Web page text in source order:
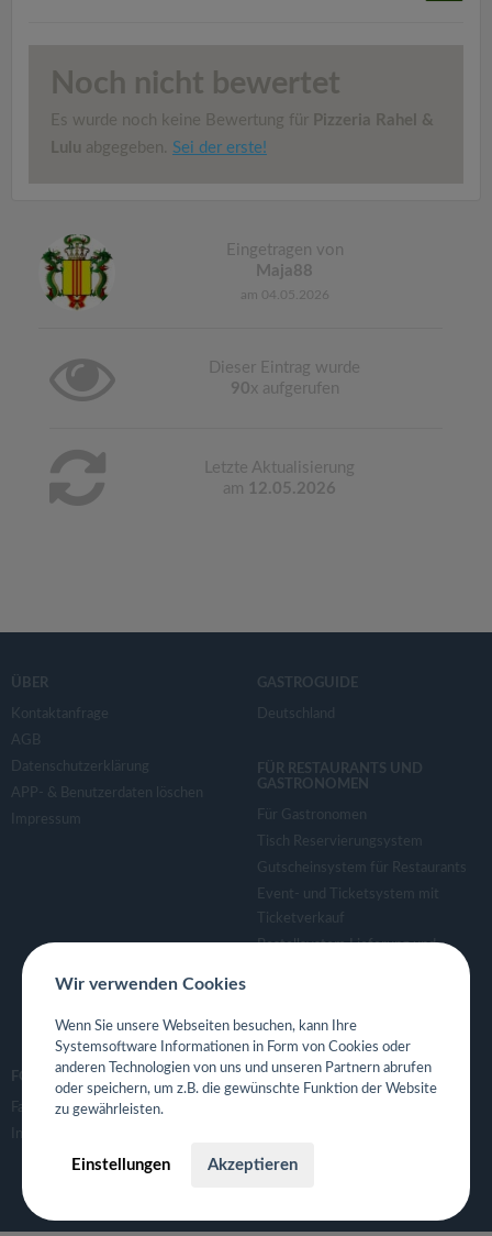
Noch nicht bewertet
Es wurde noch keine Bewertung für Pizzeria Rahel &
Lulu abgegeben. Sei der erste!
Eingetragen von
Maja88
am 04.05.2026
Dieser Eintrag wurde
90x aufgerufen
Letzte Aktualisierung
am 12.05.2026
ÜBER
Kontaktanfrage
AGB
Datenschutzerklärung
APP- & Benutzerdaten löschen
Impressum
GASTROGUIDE
Deutschland
FÜR RESTAURANTS UND
GASTRONOMEN
Für Gastronomen
Tisch Reservierungsystem
Gutscheinsystem für Restaurants
Event- und Ticketsystem mit
Ticketverkauf
Bestellsystem Lieferung und
Eigene App für Restaurant
FOLGE UNS
Facebook
Instagram
Wir verwenden Cookies
Wenn Sie unsere Webseiten besuchen, kann Ihre
Systemsoftware Informationen in Form von Cookies oder
anderen Technologien von uns und unseren Partnern abrufen
oder speichern, um z.B. die gewünschte Funktion der Website
zu gewährleisten.
Einstellungen Akzeptieren